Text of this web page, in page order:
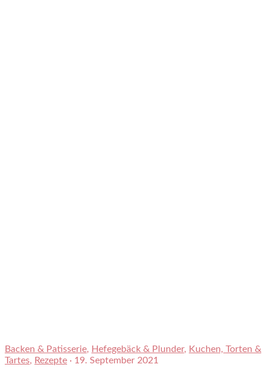
Backen & Patisserie, Hefegebäck & Plunder, Kuchen, Torten &
Tartes, Rezepte · 19. September 2021